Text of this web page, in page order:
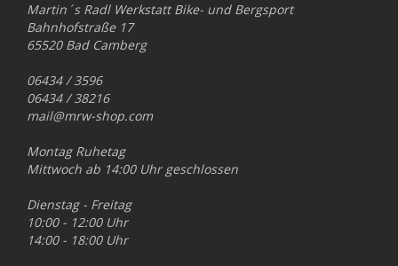
Martin´s Radl Werkstatt Bike- und Bergsport
Bahnhofstraße 17
65520 Bad Camberg
06434 / 3596
06434 / 38216
mail@mrw-shop.com
Montag Ruhetag
Mittwoch ab 14:00 Uhr geschlossen
Dienstag - Freitag
10:00 - 12:00 Uhr
14:00 - 18:00 Uhr